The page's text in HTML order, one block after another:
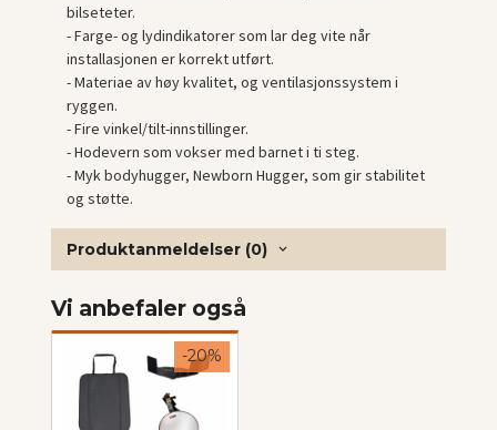
bilseteter.
- Farge- og lydindikatorer som lar deg vite når
installasjonen er korrekt utført.
- Materiae av høy kvalitet, og ventilasjonssystem i
ryggen.
- Fire vinkel/tilt-innstillinger.
- Hodevern som vokser med barnet i ti steg.
- Myk bodyhugger, Newborn Hugger, som gir stabilitet
og støtte.
Produktanmeldelser (0)
Vi anbefaler også
-20%